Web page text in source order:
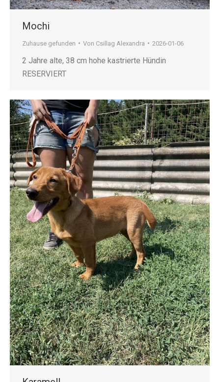
Mochi
Zuhause gefunden Von Csillag Alexandra 2026-01-06
2 Jahre alte, 38 cm hohe kastrierte Hündin
RESERVIERT